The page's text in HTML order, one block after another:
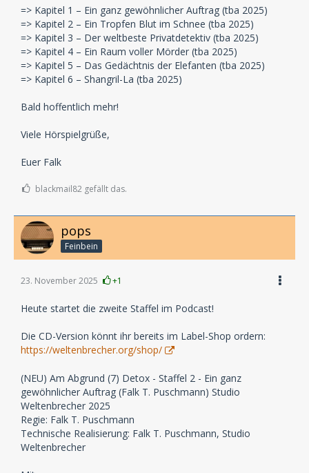
=> Kapitel 1 – Ein ganz gewöhnlicher Auftrag (tba 2025)
=> Kapitel 2 – Ein Tropfen Blut im Schnee (tba 2025)
=> Kapitel 3 – Der weltbeste Privatdetektiv (tba 2025)
=> Kapitel 4 – Ein Raum voller Mörder (tba 2025)
=> Kapitel 5 – Das Gedächtnis der Elefanten (tba 2025)
=> Kapitel 6 – Shangril-La (tba 2025)
Bald hoffentlich mehr!
Viele Hörspielgrüße,
Euer Falk
blackmail82 gefällt das.
pops
Feinbein
23. November 2025 +1
Heute startet die zweite Staffel im Podcast!
Die CD-Version könnt ihr bereits im Label-Shop ordern:
https://weltenbrecher.org/shop/
(NEU) Am Abgrund (7) Detox - Staffel 2 - Ein ganz
gewöhnlicher Auftrag (Falk T. Puschmann) Studio
Weltenbrecher 2025
Regie: Falk T. Puschmann
Technische Realisierung: Falk T. Puschmann, Studio
Weltenbrecher